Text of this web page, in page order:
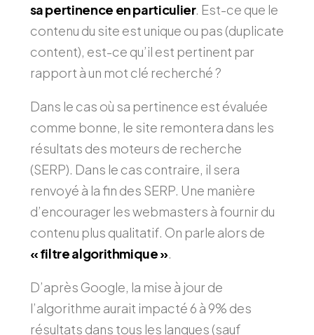
sa pertinence en particulier. Est-ce que le
contenu du site est unique ou pas (duplicate
content), est-ce qu’il est pertinent par
rapport à un mot clé recherché ?
Dans le cas où sa pertinence est évaluée
comme bonne, le site remontera dans les
résultats des moteurs de recherche
(SERP). Dans le cas contraire, il sera
renvoyé à la fin des SERP. Une manière
d’encourager les webmasters à fournir du
contenu plus qualitatif. On parle alors de
« filtre algorithmique ».
D’après Google, la mise à jour de
l’algorithme aurait impacté 6 à 9% des
résultats dans tous les langues (sauf